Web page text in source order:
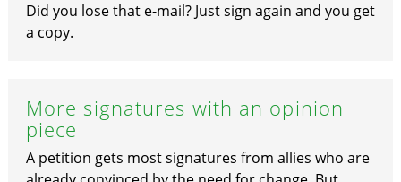
Did you lose that e-mail? Just sign again and you get
a copy.
More signatures with an opinion
piece
A petition gets most signatures from allies who are